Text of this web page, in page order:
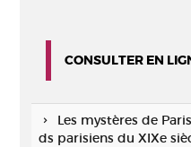
CONSULTER EN
Les mystères de
ds parisiens du XIXe